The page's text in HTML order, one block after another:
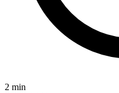
2 min